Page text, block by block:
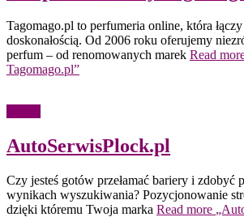
Tagomago.pl to perfumeria online, która
doskonałością. Od 2006 roku oferujemy
perfum – od renomowanych marek Read
Tagomago.pl”
AutoSerwisPlock.pl
Czy jesteś gotów przełamać bariery i zdobyć
wynikach wyszukiwania? Pozycjonowanie
dzięki któremu Twoja marka Read more